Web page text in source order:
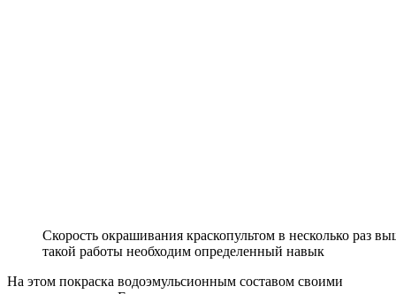
Скорость окрашивания краскопультом в несколько раз
такой работы необходим определенный навык
На этом покраска водоэмульсионным составом своими